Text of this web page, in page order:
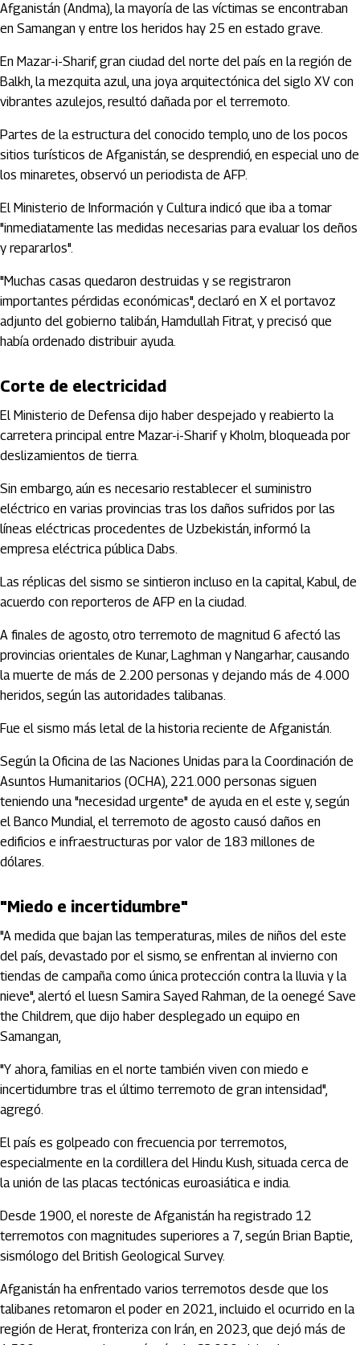
Afganistán (Andma), la mayoría de las víctimas se encontraban
en Samangan y entre los heridos hay 25 en estado grave.
En Mazar-i-Sharif, gran ciudad del norte del país en la región de
Balkh, la mezquita azul, una joya arquitectónica del siglo XV con
vibrantes azulejos, resultó dañada por el terremoto.
Partes de la estructura del conocido templo, uno de los pocos
sitios turísticos de Afganistán, se desprendió, en especial uno de
los minaretes, observó un periodista de AFP.
El Ministerio de Información y Cultura indicó que iba a tomar
"inmediatamente las medidas necesarias para evaluar los deños
y repararlos".
"Muchas casas quedaron destruidas y se registraron
importantes pérdidas económicas", declaró en X el portavoz
adjunto del gobierno talibán, Hamdullah Fitrat, y precisó que
había ordenado distribuir ayuda.
Corte de electricidad
El Ministerio de Defensa dijo haber despejado y reabierto la
carretera principal entre Mazar-i-Sharif y Kholm, bloqueada por
deslizamientos de tierra.
Sin embargo, aún es necesario restablecer el suministro
eléctrico en varias provincias tras los daños sufridos por las
líneas eléctricas procedentes de Uzbekistán, informó la
empresa eléctrica pública Dabs.
Las réplicas del sismo se sintieron incluso en la capital, Kabul, de
acuerdo con reporteros de AFP en la ciudad.
A finales de agosto, otro terremoto de magnitud 6 afectó las
provincias orientales de Kunar, Laghman y Nangarhar, causando
la muerte de más de 2.200 personas y dejando más de 4.000
heridos, según las autoridades talibanas.
Fue el sismo más letal de la historia reciente de Afganistán.
Según la Oficina de las Naciones Unidas para la Coordinación de
Asuntos Humanitarios (OCHA), 221.000 personas siguen
teniendo una "necesidad urgente" de ayuda en el este y, según
el Banco Mundial, el terremoto de agosto causó daños en
edificios e infraestructuras por valor de 183 millones de
dólares.
"Miedo e incertidumbre"
"A medida que bajan las temperaturas, miles de niños del este
del país, devastado por el sismo, se enfrentan al invierno con
tiendas de campaña como única protección contra la lluvia y la
nieve", alertó el luesn Samira Sayed Rahman, de la oenegé Save
the Childrem, que dijo haber desplegado un equipo en
Samangan,
"Y ahora, familias en el norte también viven con miedo e
incertidumbre tras el último terremoto de gran intensidad",
agregó.
El país es golpeado con frecuencia por terremotos,
especialmente en la cordillera del Hindu Kush, situada cerca de
la unión de las placas tectónicas euroasiática e india.
Desde 1900, el noreste de Afganistán ha registrado 12
terremotos con magnitudes superiores a 7, según Brian Baptie,
sismólogo del British Geological Survey.
Afganistán ha enfrentado varios terremotos desde que los
talibanes retomaron el poder en 2021, incluido el ocurrido en la
región de Herat, fronteriza con Irán, en 2023, que dejó más de